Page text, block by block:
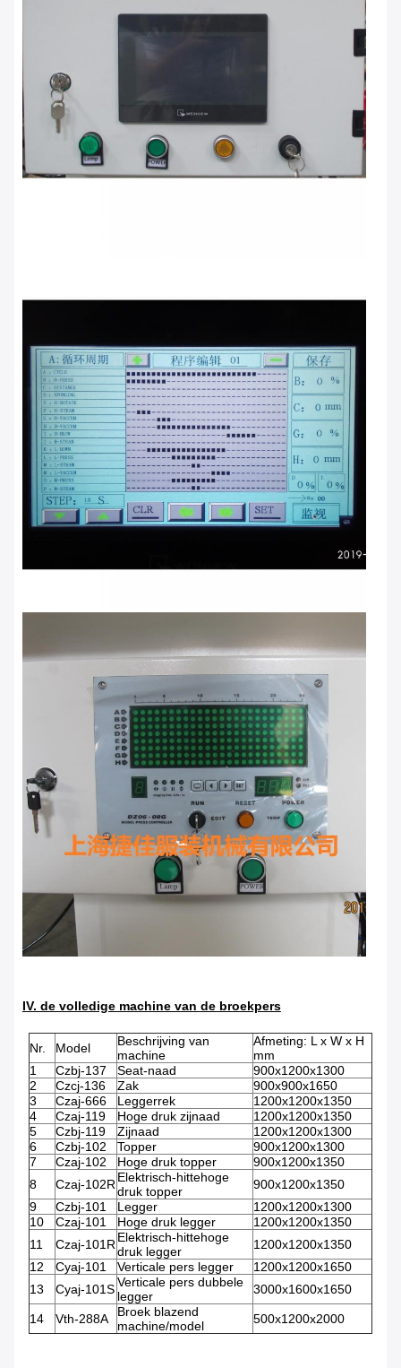
IV. de volledige machine van de broekpers
Nr. Model
Beschrijving van
machine
Afmeting: L x W x H
mm
1
Czbj-137 Seat-naad
900x1200x1300
2
Czcj-136 Zak
900x900x1650
3
Czaj-666 Leggerrek
1200x1200x1350
4
Czaj-119 Hoge druk zijnaad
1200x1200x1350
5
Czbj-119 Zijnaad
1200x1200x1300
6
Czbj-102 Topper
900x1200x1300
7
Czaj-102 Hoge druk topper
900x1200x1350
8
Czaj-102RElektrisch-hittehoge
druk topper
900x1200x1350
9
Czbj-101 Legger
1200x1200x1300
10
Czaj-101 Hoge druk legger
1200x1200x1350
11
Czaj-101RElektrisch-hittehoge
druk legger
1200x1200x1350
12
Cyaj-101 Verticale pers legger
1200x1200x1650
13
Cyaj-101SVerticale pers dubbele
legger
3000x1600x1650
14 Vth-288A
Broek blazend
machine/model
500x1200x2000